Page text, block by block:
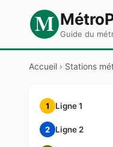
M Guide du
Accueil › Stations
1 Ligne 1
2 Ligne 2